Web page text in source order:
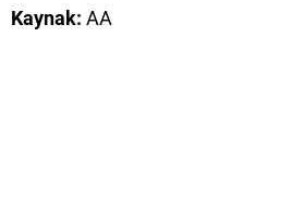
Kaynak: AA